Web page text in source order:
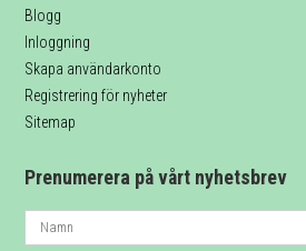
Blogg
Inloggning
Skapa användarkonto
Registrering för nyheter
Sitemap
Prenumerera på vårt nyhetsbrev